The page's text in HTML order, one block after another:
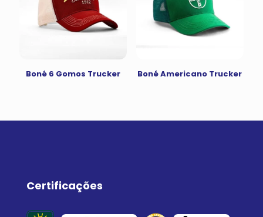
Boné 6 Gomos Trucker Boné Americano Trucker
Certificações